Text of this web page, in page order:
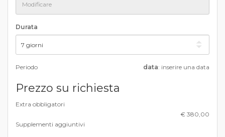
Durata
Periodo data: inserire una data
Prezzo su richiesta
Extra obbligatori
€ 380,00
Supplementi aggiuntivi